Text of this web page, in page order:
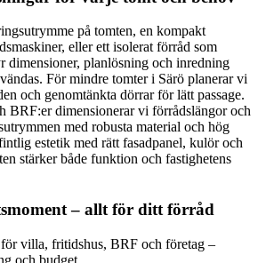
på tomten, en kompakt
eller ett isolerat förråd som
dimensioner, planlösning och inredning
För mindre tomter i Särö planerar vi
och genomtänkta dörrar för lätt passage.
BRF:er dimensionerar vi förrådslängor och
med robusta material och hög
estetik med rätt fasadpanel, kulör och
stärker både funktion och fastighetens
– allt för ditt förråd
villa, fritidshus, BRF och företag –
och budget.